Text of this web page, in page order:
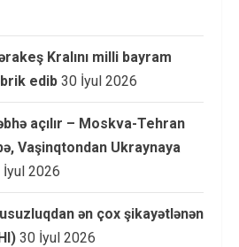
Kralını milli bayram
edib 30 İyul 2026
açılır – Moskva-Tehran
Vaşinqtondan Ukraynaya
İyul 2026
ən çox şikayətlənən
30 İyul 2026